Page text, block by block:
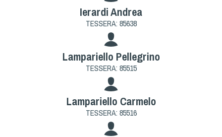
Ierardi Andrea
TESSERA: 85638
Lampariello Pellegrino
TESSERA: 85515
Lampariello Carmelo
TESSERA: 85516